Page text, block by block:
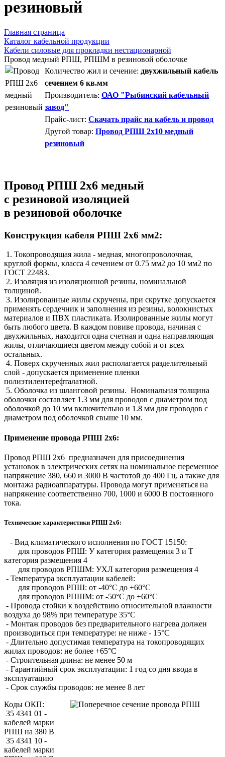
резиновый
Главная страница
Каталог кабельной продукции
Кабели силовые для прокладки нестационарной
Провод медный РПШ, РПШМ в резиновой оболочке
Количество жил и сечение: двухжильный кабель
сечением 6 кв.мм
Производитель: ОАО "Рыбинский кабельный
завод"
Прайс-лист: Скачать прайс на кабель и провод
Другой товар: Провод РПШ 2x10 медный
резиновый
Провод РПШ 2х6 медный
с резиновой изоляцией
в резиновой оболочке
Конструкция кабеля РПШ 2х6 мм2:
1. Токопроводящая жила - медная, многопроволочная,
круглой формы, класса 4 сечением от 0.75 мм2 до 10 мм2 по
ГОСТ 22483.
2. Изоляция из изоляционной резины, номинальной
толщиной.
3. Изолированные жилы скручены, при скрутке допускается
применять сердечник и заполнения из резины, волокнистых
материалов и ПВХ пластиката. Изолированные жилы могут
быть любого цвета. В каждом повиве провода, начиная с
двухжильных, находится одна счетная и одна направляющая
жилы, отличающиеся цветом между собой и от всех
остальных.
4. Поверх скрученных жил располагается разделительный
слой - допускается применение пленки
полиэтилентерефталатной.
5. Оболочка из шланговой резины. Номинальная толщина
оболочки составляет 1.3 мм для проводов с диаметром под
оболочкой до 10 мм включительно и 1.8 мм для проводов с
диаметром под оболочкой свыше 10 мм.
Применение провода РПШ 2х6:
Провод РПШ 2х6 предназначен для присоединения
установок в электрических сетях на номинальное переменное
напряжение 380, 660 и 3000 В частотой до 400 Гц, а также для
монтажа радиоаппаратуры. Провода могут применяться на
напряжение соответственно 700, 1000 и 6000 В постоянного
тока.
Технические характеристики РПШ 2х6:
- Вид климатического исполнения по ГОСТ 15150:
для проводов РПШ: У категория размещения 3 и Т
категория размещения 4
для проводов РПШМ: УХЛ категория размещения 4
- Температура эксплуатации кабелей:
для проводов РПШ: от -40°С до +60°С
для проводов РПШМ: от -50°С до +60°С
- Провода стойки к воздействию относительной влажности
воздуха до 98% при температуре 35°С
- Монтаж проводов без предварительного нагрева должен
производиться при температуре: не ниже - 15°С
- Длительно допустимая температура на токопроводящих
жилах проводов: не более +65°С
- Строительная длина: не менее 50 м
- Гарантийный срок эксплуатации: 1 год со дня ввода в
эксплуатацию
- Срок службы проводов: не менее 8 лет
Коды ОКП:
35 4341 01 -
кабелей марки
РПШ на 380 В
35 4341 10 -
кабелей марки